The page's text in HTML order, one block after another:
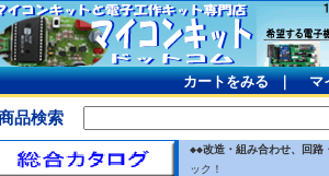
カートをみる｜ マ
品検索
◆◆改造・組み合わせ、回路
ック！